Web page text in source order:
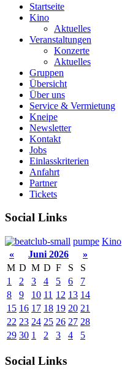
Startseite
Kino
Aktuelles
Veranstaltungen
Konzerte
Aktuelles
Gruppen
Übersicht
Über uns
Service & Vermietung
Kneipe
Newsletter
Kontakt
Jobs
Einlasskriterien
Anfahrt
Partner
Tickets
Social Links
pumpe Kino
«
Juni 2026
»
M D M D F S
S
1
2 3 4 5 6
7
8
9 10 11 12 13 14
15 16 17 18 19 20 21
22 23 24 25 26 27 28
29 30 1 2 3 4 5
Social Links